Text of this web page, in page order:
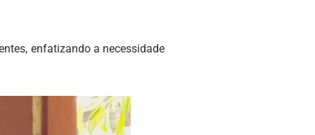
enfatizando a necessidade